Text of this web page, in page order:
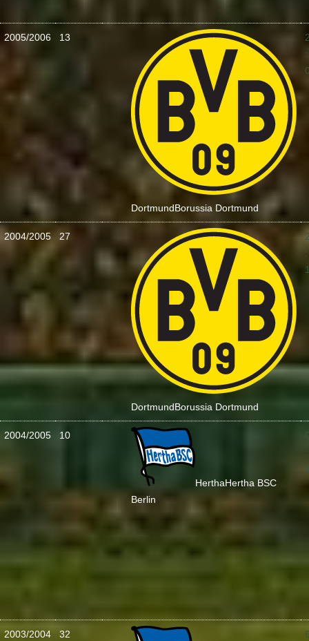
2005/2006 13
DortmundBorussia Dortmund
:
2004/2005 27
DortmundBorussia Dortmund
:
2004/2005 10
HerthaHertha BSC
Berlin
2003/2004 32